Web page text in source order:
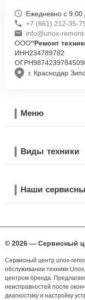
г. Краснодар
Ежедневно с 9:00
+7 (861) 212-35-
info@unox-
ООО“Ремонт
ИНН234789782
ОГРН
Меню
Виды техники
Наши
© 2026 — Сервисный
Сервисный центр unox-
обслуживании техники
центром бренда.
неисправностей после
диагностику и настройку